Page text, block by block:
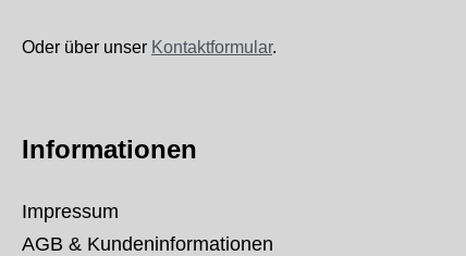
Oder über unser Kontaktformular.
Informationen
Impressum
AGB & Kundeninformationen